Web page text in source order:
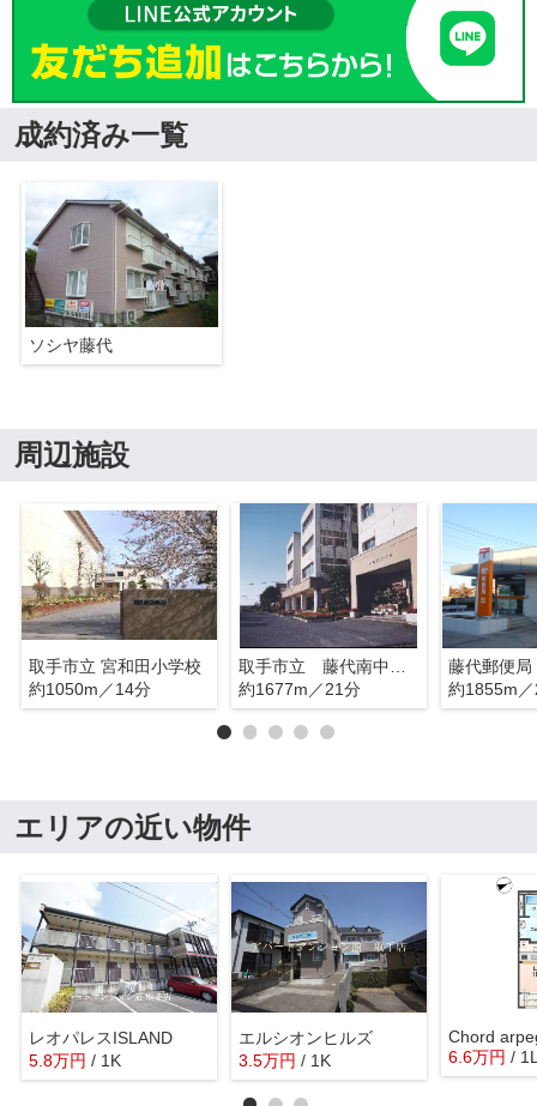
成約済み一覧
ソシヤ藤代
周辺施設
取手市立 宮和田小学校
約1050m／14分
約1677m／21分
藤代郵便局
約1855m
エリアの近い物件
レオパレスISLAND
5.8万円 / 1K
エルシオンヒルズ
3.5万円 / 1K
Chord
6.6万円 /